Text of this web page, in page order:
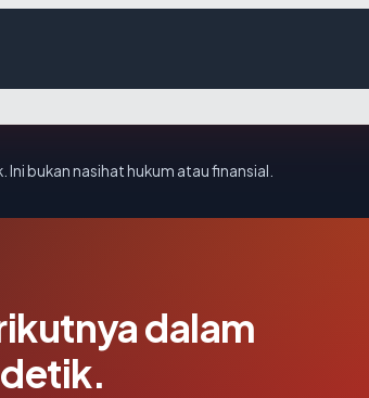
bukan nasihat hukum atau finansial.
dalam